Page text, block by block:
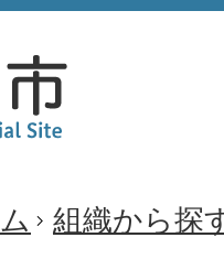
組織から探